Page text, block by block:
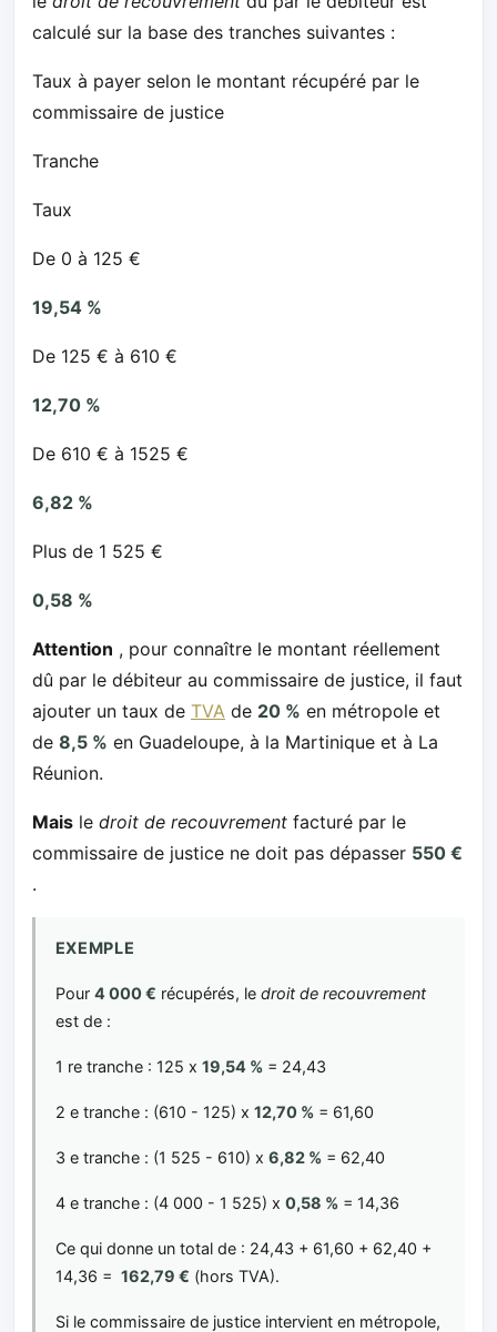
calculé sur la base des tranches suivantes :
Taux à payer selon le montant récupéré par le
commissaire de justice
Tranche
Taux
De 0 à 125 €
19,54 %
De 125 € à 610 €
12,70 %
De 610 € à 1525 €
6,82 %
Plus de 1 525 €
0,58 %
Attention , pour connaître le montant réellement
dû par le débiteur au commissaire de justice, il faut
ajouter un taux de TVA de 20 % en métropole et
de 8,5 % en Guadeloupe, à la Martinique et à La
Réunion.
Mais le droit de recouvrement facturé par le
commissaire de justice ne doit pas dépasser 550 €
.
EXEMPLE
Pour 4 000 € récupérés, le droit de recouvrement
est de :
1 re tranche : 125 x 19,54 %= 24,43
2 e tranche : (610 - 125) x 12,70 %= 61,60
3 e tranche : (1 525 - 610) x 6,82 %= 62,40
4 e tranche : (4 000 - 1 525) x 0,58 %= 14,36
Ce qui donne un total de : 24,43 + 61,60 + 62,40 +
14,36 = 162,79 € (hors TVA).
Si le commissaire de justice intervient en métropole,